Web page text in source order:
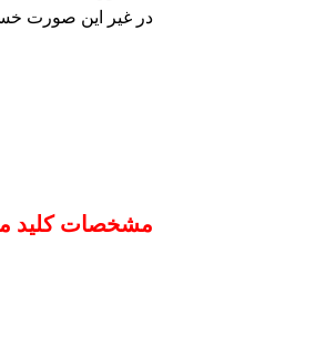
در غیر این صورت
مشخصات کلید